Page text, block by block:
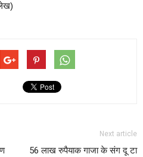
Next article
56 लाख रुपैयाक गाजा के संग दू टा